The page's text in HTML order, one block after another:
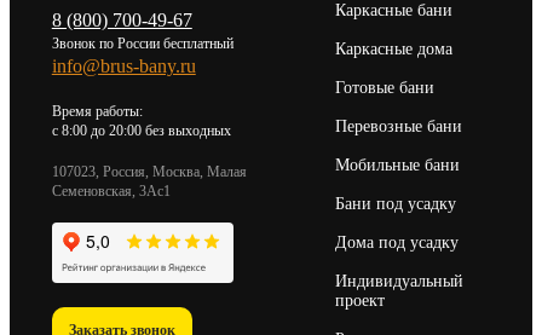
8 (800) 700-49-67
Звонок по России бесплатный
info@brus-bany.ru
Время работы:
c 8:00 до 20:00 без выходных
107023, Россия, Москва, Малая
Семеновская, 3Ас1
Заказать звонок
Каркасные бани
Каркасные дома
Готовые бани
Перевозные бани
Мобильные бани
Бани под усадку
Дома под усадку
Индивидуальный
проект